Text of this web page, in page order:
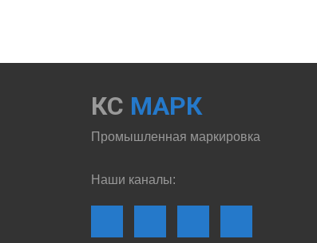
КС МАРК
Промышленная маркировка
Наши каналы: